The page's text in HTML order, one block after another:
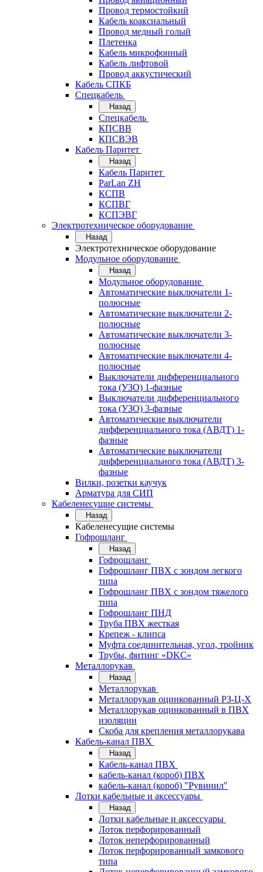
Провод термостойкий
Кабель коаксиальный
Провод медный голый
Плетенка
Кабель микрофонный
Кабель лифтовой
Провод аккустический
Кабель СПКБ
Спецкабель
Назад
Спецкабель
КПСВВ
КПСВЭВ
Кабель Паритет
Назад
Кабель Паритет
ParLan ZH
КСПВ
КСПВГ
КСПЭВГ
Электротехническое оборудование
Назад
Электротехническое оборудование
Модульное оборудование
Назад
Модульное оборудование
Автоматические выключатели 1-
полюсные
Автоматические выключатели 2-
полюсные
Автоматические выключатели 3-
полюсные
Автоматические выключатели 4-
полюсные
Выключатели дифференциального
тока (УЗО) 1-фазные
Выключатели дифференциального
тока (УЗО) 3-фазные
Автоматические выключатели
дифференциального тока (АВДТ) 1-
фазные
Автоматические выключатели
дифференциального тока (АВДТ) 3-
фазные
Вилки, розетки каучук
Арматура для СИП
Кабеленесущие системы
Назад
Кабеленесущие системы
Гофрошланг
Назад
Гофрошланг
Гофрошланг ПВХ с зондом легкого
типа
Гофрошланг ПВХ с зондом тяжелого
типа
Гофрошланг ПНД
Труба ПВХ жесткая
Крепеж - клипса
Муфта соединительная, угол, тройник
Трубы, фитинг «DKC»
Металлорукав
Назад
Металлорукав
Металлорукав оцинкованный РЗ-Ц-Х
Металлорукав оцинкованный в ПВХ
изоляции
Скоба для крепления металлорукава
Кабель-канал ПВХ
Назад
Кабель-канал ПВХ
кабель-канал (короб) ПВХ
кабель-канал (короб) "Рувинил"
Лотки кабельные и аксессуары
Назад
Лотки кабельные и аксессуары
Лоток перфорированный
Лоток неперфорированный
Лоток перфорированный замкового
типа